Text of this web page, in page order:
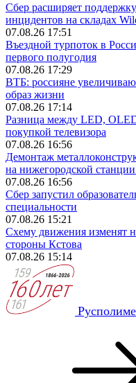
Сбер расширяет
инцидентов на складах
07.08.26 17:51
Въездной турпоток в
первого полугодия
07.08.26 17:29
ВТБ: россияне
образ жизни
07.08.26 17:14
Разница между LED,
покупкой телевизора
07.08.26 16:56
Демонтаж
на нижегородской
07.08.26 16:56
Сбер запустил
специальности
07.08.26 15:21
Схему движения изменят
стороны Кстова
07.08.26 15:14